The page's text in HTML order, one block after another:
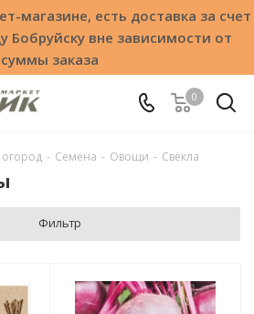
магазине, есть доставка за счет
Бобруйску вне зависимости от
суммы заказа
0
- Семена - Овощи - Свёкла
Фильтр